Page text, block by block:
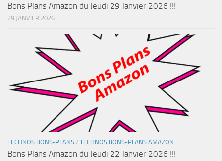
Bons Plans Amazon du Jeudi 29 Janvier 2026 !!!
29 JANVIER 2026
TECHNOS BONS-PLANS / TECHNOS BONS-PLANS AMAZON
Bons Plans Amazon du Jeudi 22 Janvier 2026 !!!